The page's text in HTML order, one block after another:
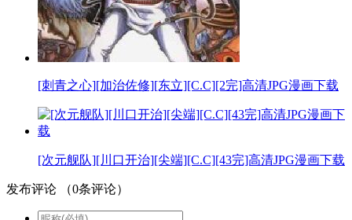
[刺青之心][加治佐修][东立][C.C][2完]高清JPG漫画下载
[次元舰队][川口开治][尖端][C.C][43完]高清JPG漫画下载
发布评论 （0条评论）